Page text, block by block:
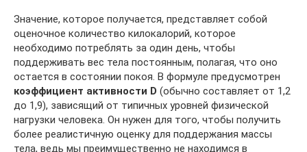
Значение, которое получается, представляет собой
оценочное количество килокалорий, которое
необходимо потреблять за один день, чтобы
поддерживать вес тела постоянным, полагая, что оно
остается в состоянии покоя. В формуле предусмотрен
коэффициент активности D (обычно составляет от 1,2
до 1,9), зависящий от типичных уровней физической
нагрузки человека. Он нужен для того, чтобы получить
более реалистичную оценку для поддержания массы
тела, ведь мы преимущественно не находимся в